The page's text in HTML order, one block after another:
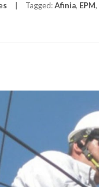
Tagged:Afinia, EPM,